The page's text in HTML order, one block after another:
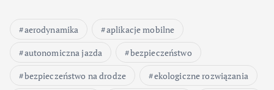
aerodynamika
aplikacje mobilne
autonomiczna jazda
bezpieczeństwo
bezpieczeństwo na drodze
ekologiczne rozwiązania